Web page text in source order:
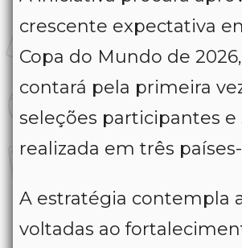
crescente expectativa
Copa do Mundo de
contará pela primeira
seleções participantes e
realizada em três
A estratégia contempla
voltadas ao